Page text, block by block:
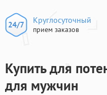
Круглосуточный
прием заказов
Купить для
для мужчин